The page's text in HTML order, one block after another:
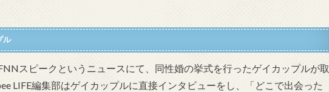
ル
スピークというニュースにて、同性婚の挙式を行ったゲイカップルが取
LIFE編集部はゲイカップルに直接インタビューをし、「どこで出会った